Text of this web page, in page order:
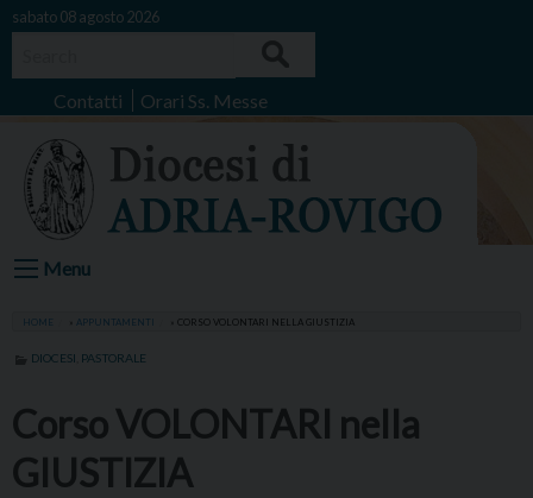
Skip
sabato 08 agosto 2026
Contatti Orari Ss. Messe
Menu
HOME APPUNTAMENTI CORSO VOLONTARI NELLA GIUSTIZIA
DIOCESI PASTORALE
Corso VOLONTARI nella
GIUSTIZIA